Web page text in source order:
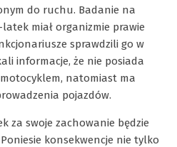
do ruchu. Badanie na
latek miał organizmie prawie
sprawdzili go w
informacje, że nie posiada
natomiast ma
pojazdów.
za swoje zachowanie będzie
konsekwencje nie tylko